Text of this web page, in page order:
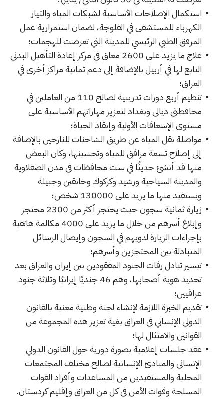
استكمال الإصلاحات الأساسية لشبكات المياه والتيار
الكهرباء للمستشفى في الفلوجة، لضمان استمرارية عمل
المرفق الطبي الرئيسي للمدينة التي تعرضت للهجمات؛
علاج ما يزيد على 2600 معاق في مركز إعادة التأهيل البدني
التابع لها في أربيل بالإضافة إلى دعم ثمانية مراكز أخرى في
العراق؛
تنظيم أربع دورات تدريبية لصالح 110 من العاملين في
محافظتي ديالى وبغداد لتعزيز مهاراتهم الأساسية على
مستوى الإسعافات الأولية وإنقاذ الحياة؛
مواصلة نقل المياه عن طريق الشاحنات للنازحين بالإضافة
إلى إصلاح تسعة مرافق للمياه وتحسينها، وكان البعض
منها قد أنشئ حديثًا في ست محافظات في مدن الصقلاوية
والمدينة السياحية ورشيد وكركوك وخانقين وجبيلة
ويستفيد منها ما يزيد على 130000 شخص؛
زيارة ثمانية سجون حيث يحتجز أكثر من 2300 محتجز
وإبلاغ أسرهم من خلال ما يزيد على 4000 مكالمة هاتفية
بإجراءات الزيارة لذويهم في السجون وإيصال الرسائل
المتبادلة بين المحتجزين وأسرهم؛
تيسير تبادل رفات الجنود المفقودين بين إيران والعراق بعد
تحديد هوية أصحابها، وهم 46 جنديًا إيرانيًا وثلاثة جنود
عراقيين؛
تقديم الخبرة اللازمة لإنشاء لجنة وطنية معنية بالقانون
الدولي الإنساني في العراق بغية تعزيز هذه المجموعة من
القوانين والامتثال لها؛
عقد جلسات إعلامية بصورة دورية حول القانون الدولي
الإنساني والمبادئ الإنسانية لصالح مختلف المجتمعات
المحلية والمستفيدين من المساعدات وأفراد القوات
المسلحة وقوات الأمن في كل من العراق وإقليم كردستان.